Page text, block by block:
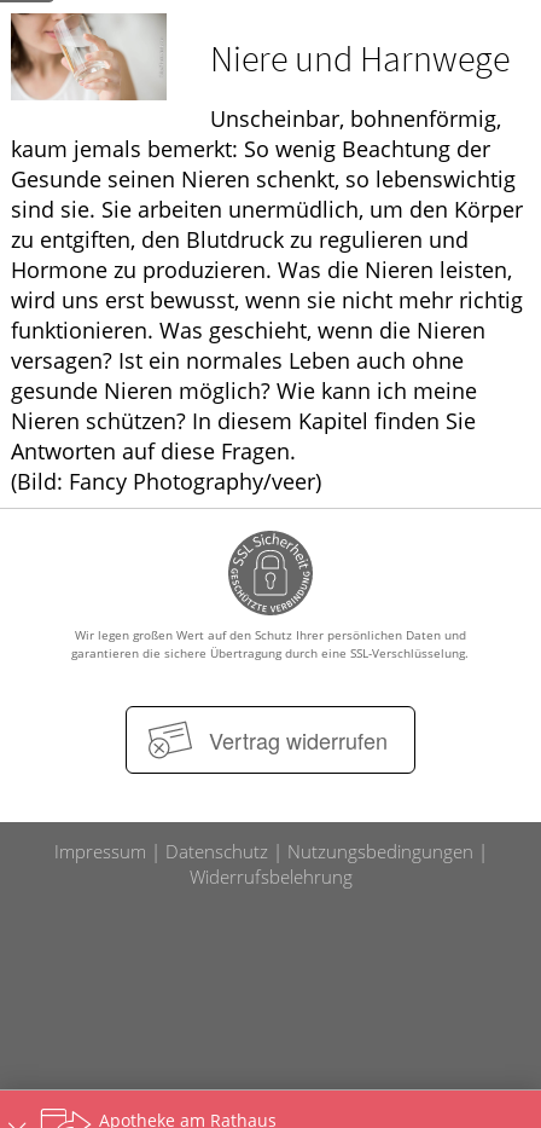
Krankheiten & Therapie
HOMÖOPATHIE
ELTERN UND KIND
Niere und Harnwege
Unscheinbar, bohnenförmig,
kaum jemals bemerkt: So wenig Beachtung der
Gesunde seinen Nieren schenkt, so lebenswichtig
sind sie. Sie arbeiten unermüdlich, um den Körper
zu entgiften, den Blutdruck zu regulieren und
Hormone zu produzieren. Was die Nieren leisten,
wird uns erst bewusst, wenn sie nicht mehr richtig
funktionieren. Was geschieht, wenn die Nieren
versagen? Ist ein normales Leben auch ohne
gesunde Nieren möglich? Wie kann ich meine
Nieren schützen? In diesem Kapitel finden Sie
Antworten auf diese Fragen.
(Bild: Fancy Photography/veer)
Wir legen großen Wert auf den Schutz Ihrer persönlichen Daten und
garantieren die sichere Übertragung durch eine SSL-Verschlüsselung.
Vertrag widerrufen
Impressum Datenschutz
Nutzungsbedingungen
Widerrufsbelehrung
Apotheke am Rathaus